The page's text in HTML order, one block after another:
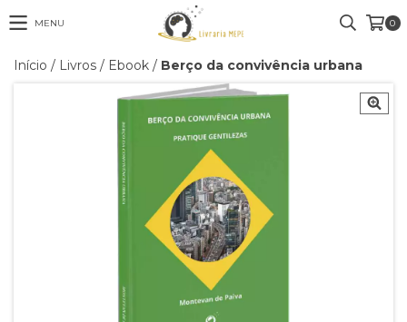
MENU 0
Início / Livros / Ebook / Berço da convivência urbana